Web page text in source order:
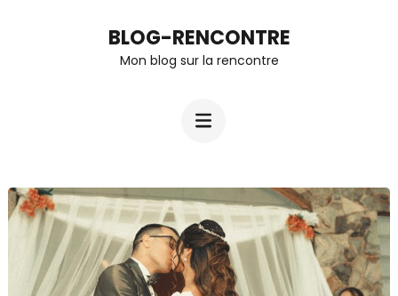
BLOG-RENCONTRE
Mon blog sur la rencontre